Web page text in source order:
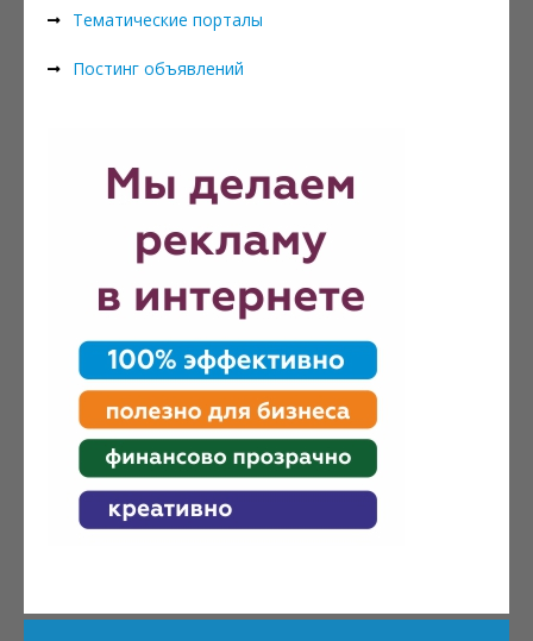
Тематические порталы
Постинг объявлений